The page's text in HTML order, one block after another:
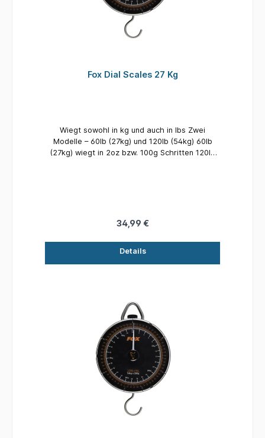
Fox Dial Scales 27 Kg
Wiegt sowohl in kg und auch in lbs Zwei
Modelle – 60lb (27kg) und 120lb (54kg) 60lb
(27kg) wiegt in 2oz bzw. 100g Schritten 120lb
34,99 €
Details